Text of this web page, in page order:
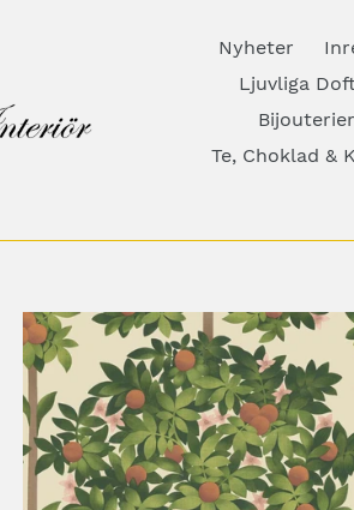
Nyheter
Ljuvliga
Bijouterier
Te, Choklad &